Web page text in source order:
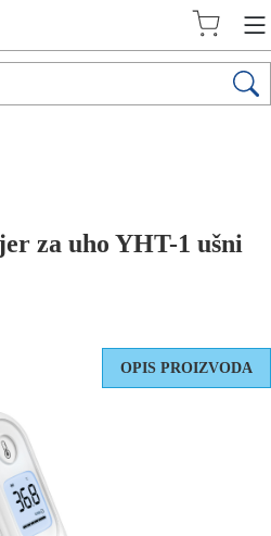
za uho YHT-1 ušni
OPIS PROIZVODA